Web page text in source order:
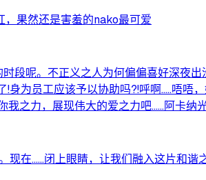
果然还是害羞的nako最可爱
呢。不正义之人为何偏偏喜好深夜
为员工应该予以协助吗?!呼啊.....唔
之力，展现伟大的爱之力吧......阿卡纳
现在……闭上眼睛，让我们融入这片和